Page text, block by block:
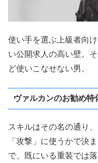
使い手を選ぶ上級者向
い公開求人の高い壁。
ど使いこなせない男。
ヴァルカンのお勧め特
スキルはその名の通り
「攻撃」に使うかで決
で、既にいる重装では